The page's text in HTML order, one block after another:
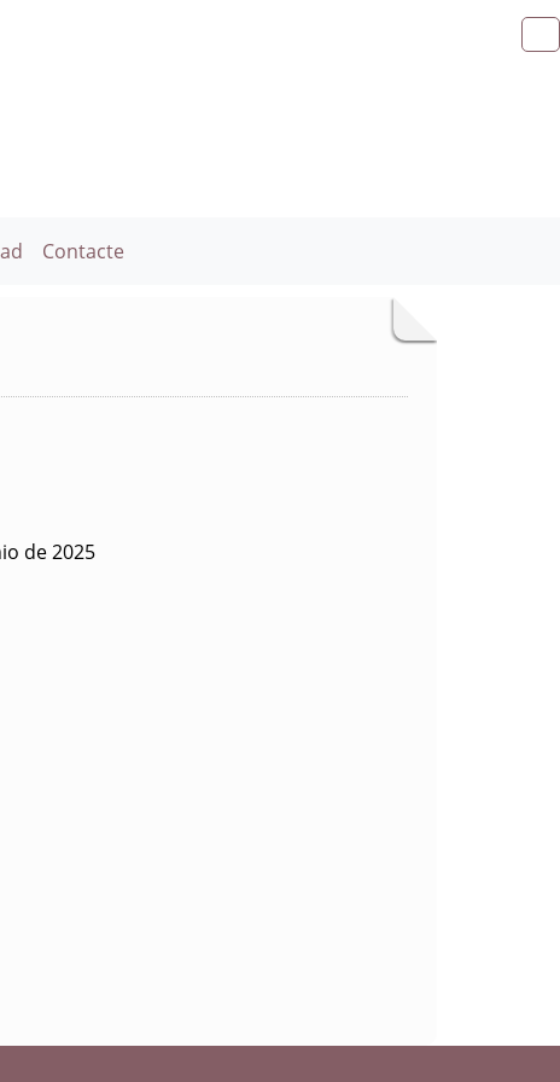
Contacte
de 2025